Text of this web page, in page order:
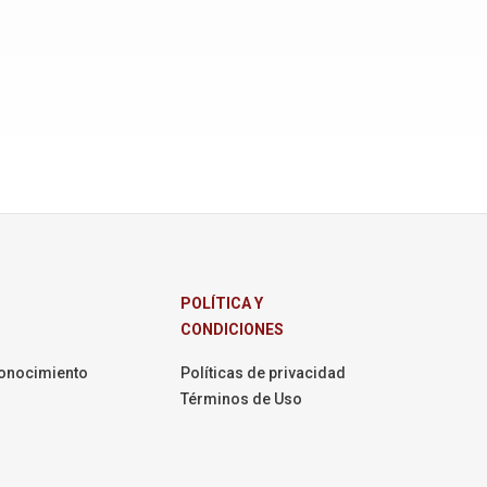
POLÍTICA Y
CONDICIONES
Políticas de privacidad
Términos de Uso